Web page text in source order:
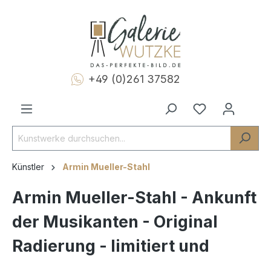
+49 (0)261 37582
Künstler Armin Mueller-Stahl
Armin Mueller-Stahl - Ankunft
der Musikanten - Original
Radierung - limitiert und